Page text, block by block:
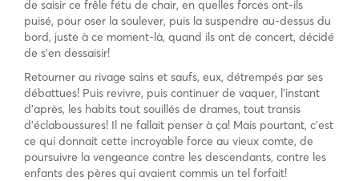
de saisir ce frêle fétu de chair, en quelles forces ont-ils
puisé, pour oser la soulever, puis la suspendre au-dessus du
bord, juste à ce moment-là, quand ils ont de concert, décidé
de s’en dessaisir!
Retourner au rivage sains et saufs, eux, détrempés par ses
débattues! Puis revivre, puis continuer de vaquer, l’instant
d’après, les habits tout souillés de drames, tout transis
d’éclaboussures! Il ne fallait penser à ça! Mais pourtant, c’est
ce qui donnait cette incroyable force au vieux comte, de
poursuivre la vengeance contre les descendants, contre les
enfants des pères qui avaient commis un tel forfait!